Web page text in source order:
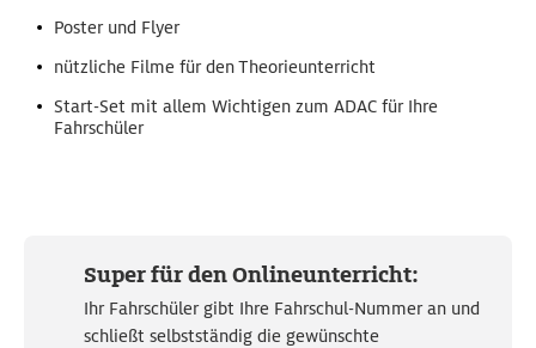
Poster und Flyer
nützliche Filme für den Theorieunterricht
Start-Set mit allem Wichtigen zum ADAC für Ihre
Fahrschüler
Super für den Onlineunterricht:
Ihr Fahrschüler gibt Ihre Fahrschul-Nummer an und
schließt selbstständig die gewünschte